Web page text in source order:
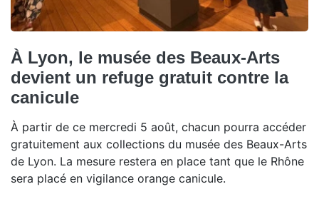
À Lyon, le musée des Beaux-Arts
devient un refuge gratuit contre la
canicule
À partir de ce mercredi 5 août, chacun pourra accéder
gratuitement aux collections du musée des Beaux-Arts
de Lyon. La mesure restera en place tant que le Rhône
sera placé en vigilance orange canicule.